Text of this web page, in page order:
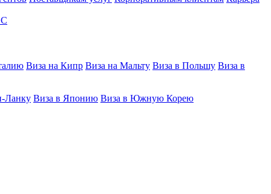
Виза на Кипр Виза на Мальту Виза в Польшу Виза в
Ланку Виза в Японию Виза в Южную Корею